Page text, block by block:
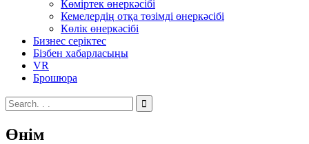
Көміртек өнеркәсібі
Кемелердің отқа төзімді өнеркәсібі
Көлік өнеркәсібі
Бизнес серіктес
Бізбен хабарласыңы
VR
Брошюра
Өнім